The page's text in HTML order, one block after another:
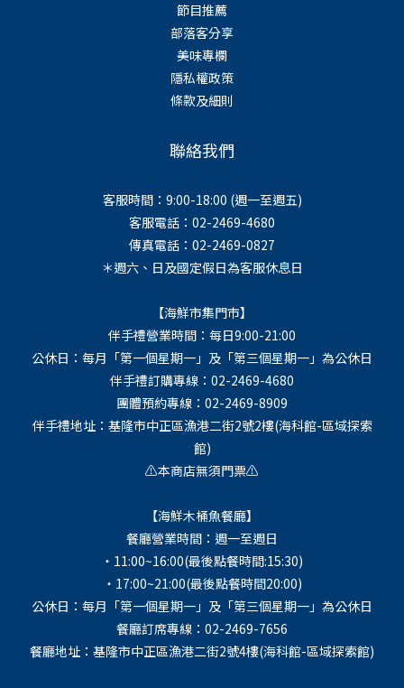
節目推薦
部落客分享
美味專欄
隱私權政策
條款及細則
聯絡我們
客服時間：9:00-18:00 (週一至週五)
客服電話：02-2469-4680
傳真電話：02-2469-0827
＊週六、日及國定假日為客服休息日
【海鮮市集門市】
伴手禮營業時間：每日9:00-21:00
公休日：每月「第一個星期一」及「第三個星期一」為公休日
伴手禮訂購專線：02-2469-4680
團體預約專線：02-2469-8909
伴手禮地址：基隆市中正區漁港二街2號2樓(海科館-區域探索
館)
⚠️本商店無須門票⚠️
【海鮮木桶魚餐廳】
餐廳營業時間：週一至週日
・11:00~16:00(最後點餐時間:15:30)
・17:00~21:00(最後點餐時間20:00)
公休日：每月「第一個星期一」及「第三個星期一」為公休日
餐廳訂席專線：02-2469-7656
餐廳地址：基隆市中正區漁港二街2號4樓(海科館-區域探索館)